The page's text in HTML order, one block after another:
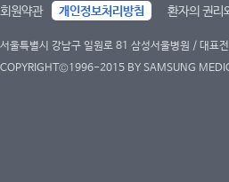
회원약관 개인정보처리방침 환자의 권리
서울특별시 강남구 일원로 81 삼성서울병원 / 대
COPYRIGHT©1996-2015 BY SAMSUNG